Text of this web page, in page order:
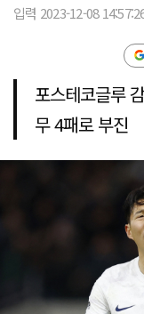
입력 2023-12-08
포스테코글루
무 4패로 부진